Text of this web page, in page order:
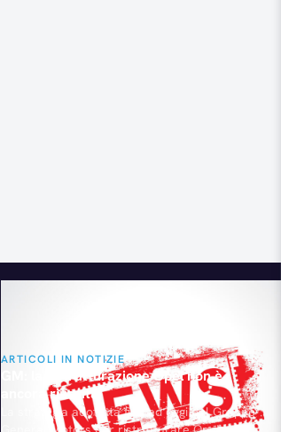
ARTICOLI IN NOTIZIE
GM: la ristrutturazione Opel non è
ancora riuscita
La strategia adottata fino ad oggi dal Gruppo